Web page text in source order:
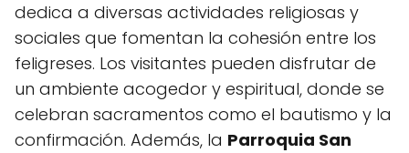
dedica a diversas actividades religiosas y
sociales que fomentan la cohesión entre los
feligreses. Los visitantes pueden disfrutar de
un ambiente acogedor y espiritual, donde se
celebran sacramentos como el bautismo y la
confirmación. Además, la Parroquia San